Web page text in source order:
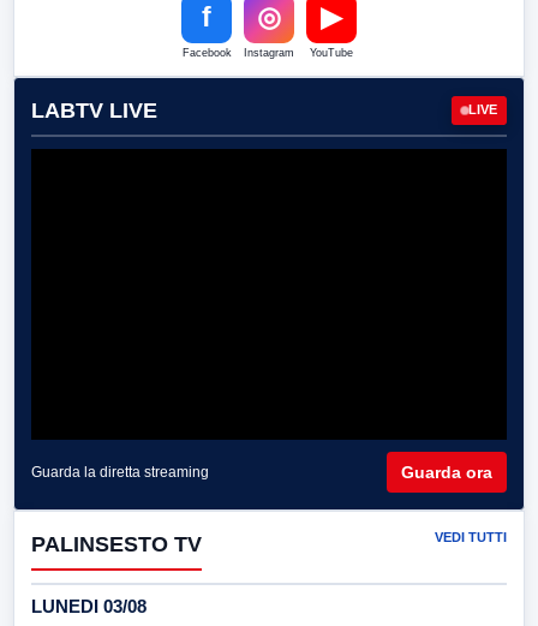
f
Facebook
◎
Instagram
▶
YouTube
LABTV LIVE LIVE
Guarda la diretta streaming Guarda ora
PALINSESTO TV VEDI TUTTI
LUNEDI 03/08